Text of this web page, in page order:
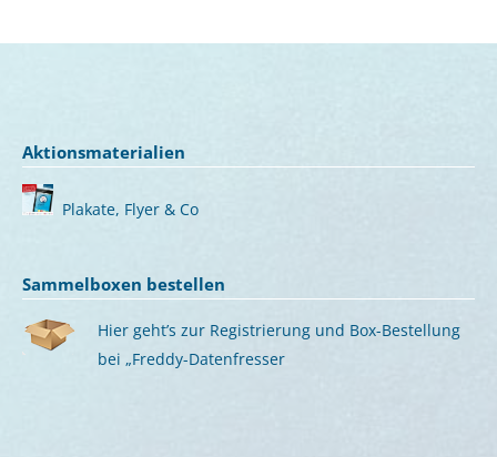
Aktionsmaterialien
Plakate, Flyer & Co
Sammelboxen bestellen
Hier geht’s zur Registrierung und Box-Bestellung
bei „Freddy-Datenfresser